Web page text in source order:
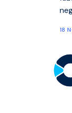
18